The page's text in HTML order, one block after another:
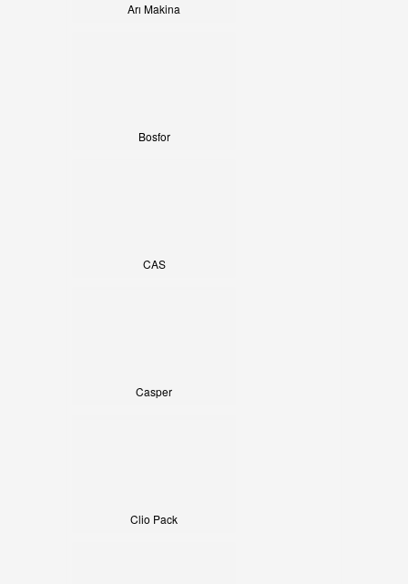
Arı Makina
Bosfor
CAS
Casper
Clio Pack